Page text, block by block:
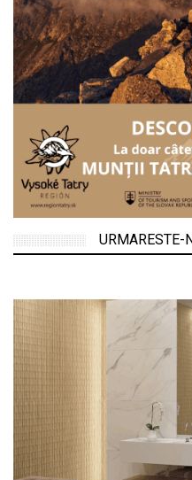
URMARESTE-